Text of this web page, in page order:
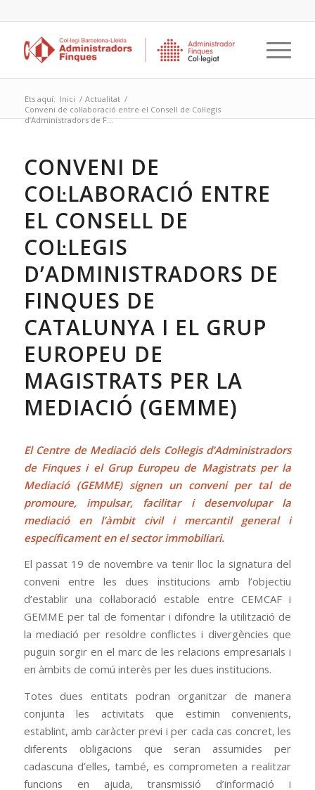
Ets aquí: Inici / Actualitat /
Conveni de col·laboració entre el Consell de Col·legis
d’Administradors de F...
CONVENI DE
COL·LABORACIÓ ENTRE
EL CONSELL DE
COL·LEGIS
D’ADMINISTRADORS DE
FINQUES DE
CATALUNYA I EL GRUP
EUROPEU DE
MAGISTRATS PER LA
MEDIACIÓ (GEMME)
El Centre de Mediació dels Col·legis d’Administradors
de Finques i el Grup Europeu de Magistrats per la
Mediació (GEMME) signen un conveni per tal de
promoure, impulsar, facilitar i desenvolupar la
mediació en l’àmbit civil i mercantil general i
específicament en el sector immobiliari.
El passat 19 de novembre va tenir lloc la signatura del
conveni entre les dues institucions amb l’objectiu
d’establir una col·laboració estable entre CEMCAF i
GEMME per tal de fomentar i difondre la utilització de
la mediació per resoldre conflictes i divergències que
puguin sorgir en el marc de les relacions empresarials i
en àmbits de comú interès per les dues institucions.
Totes dues entitats podran organitzar de manera
conjunta les activitats que estimin convenients,
establint, amb caràcter previ i per cada cas concret, les
diferents obligacions que seran assumides per
cadascuna d’elles, també, es comprometen a realitzar
funcions en ajuda, transmissió d’informació i